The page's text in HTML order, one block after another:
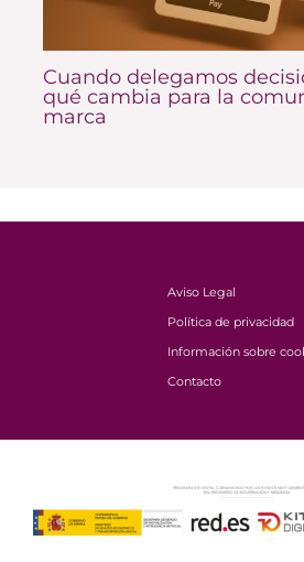
Cuando delegamos
qué cambia para la
marca
Aviso Legal
Política de privacidad
Información sobre
Contacto